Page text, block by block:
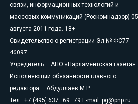
связи, информационных технологий и
массовых коммуникаций (Роскомнадзор) 05
августа 2011 года. 18+
Свидетельство о регистрации Эл № ФС77-
46097
Учредитель — АНО «Парламентская газета»
Исполняющий обязанности главного
редактора — Абдуллаев М.Р.
Тел.: +7 (495) 637–69–79 E-mail: pg@pnp.ru